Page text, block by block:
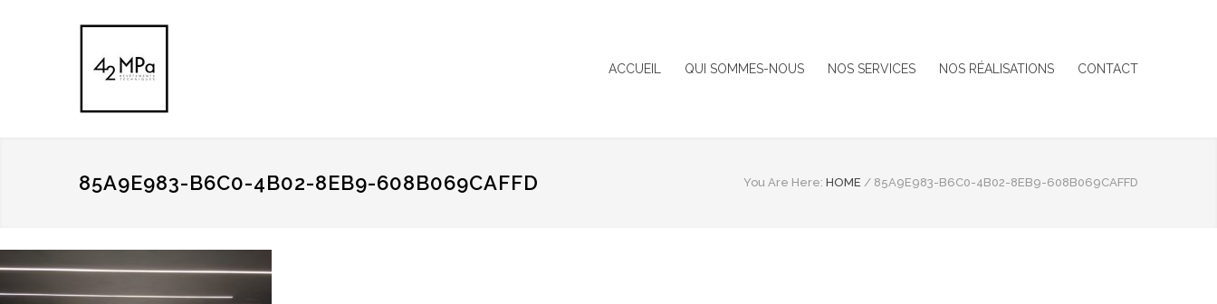
ACCUEIL QUI SOMMES-NOUS NOS SERVICES NOS RÉALISATIONS CONTACT
85A9E983-B6C0-4B02-8EB9-608B069CAFFD You Are Here: HOME / 85A9E983-B6C0-4B02-8EB9-608B069CAFFD